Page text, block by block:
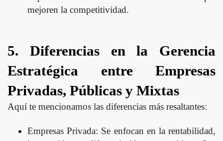
mejoren la competitividad.
5. Diferencias en la Gerencia
Estratégica entre Empresas
Privadas, Públicas y Mixtas
Aquí te mencionamos las diferencias más resaltantes:
Empresas Privada: Se enfocan en la rentabilidad,